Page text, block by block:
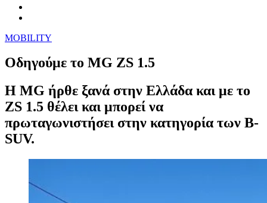
MOBILITY
Οδηγούμε το MG ZS 1.5
Η MG ήρθε ξανά στην Ελλάδα και με το
ZS 1.5 θέλει και μπορεί να
πρωταγωνιστήσει στην κατηγορία των B-
SUV.